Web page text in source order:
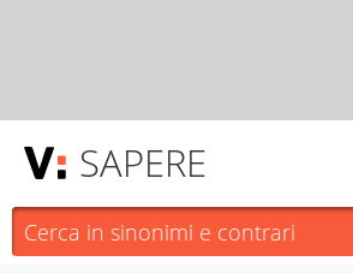
SAPERE